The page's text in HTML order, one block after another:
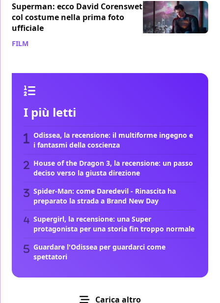
Superman: ecco David Corenswet
col costume nella prima foto
ufficiale
FILM
I più letti
Odissea, la recensione: il multiforme ingegno e
i fantasmi della coscienza
House of the Dragon 3, la recensione: un passo
deciso verso la giusta direzione
Spider-Man: come Daredevil - Rinascita ha
preparato la strada a Brand New Day
Supergirl, la recensione: una Super
protagonista per una storia fin troppo normale
Guardare l'Odissea per guardarci come
spettatori
Carica altro